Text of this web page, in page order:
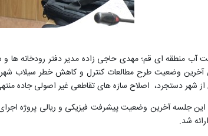
آب منطقه ای قم؛ مهدی حاجی زاده مدیر دفتر رودخانه ها
شهر دستجرد، اصلاح سازه های تقاطعی غیر اصولی جاده
جلسه آخرین وضعیت پیشرفت فیزیکی و ریالی پروژه اجرای
شد.